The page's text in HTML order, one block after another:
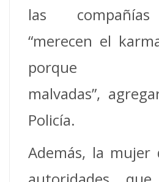
las
“merecen el
malvadas”,
Policía.
Además, la mujer